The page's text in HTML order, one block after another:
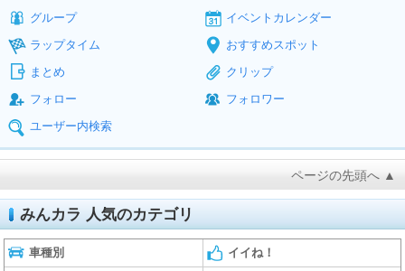
グループ
イベントカレンダー
ラップタイム
おすすめスポット
まとめ
クリップ
フォロー
フォロワー
ユーザー内検索
ページの先頭へ ▲
みんカラ 人気のカテゴリ
車種別 イイね！